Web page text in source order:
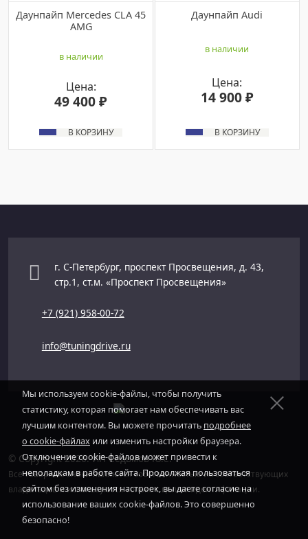
Даунпайп Mercedes CLA 45
AMG
в наличии
Цена:
49 400 ₽
В КОРЗИНУ
Даунпайп Audi
в наличии
Цена:
14 900 ₽
В КОРЗИНУ
г. С-Петербург, проспект Просвещения, д. 43,
стр.1, ст.м. «Проспект Просвещения»
+7 (921) 958-00-72
info@tuningdrive.ru
© Copyright 2026. ИП Седьмов Ю.С.
Все товарные знаки являются собственностью их соответствующих
владельцев и используются только с целью идентификации.
Мы используем cookie-файлы, чтобы получить
статистику, которая помогает нам обеспечивать вас
лучшим контентом. Вы можете прочитать подробнее
о cookie-файлах или изменить настройки браузера.
Отключение cookie-файлов может привести к
неполадкам в работе сайта. Продолжая пользоваться
сайтом без изменения настроек, вы даете согласие на
использование ваших cookie-файлов. Это совершенно
безопасно!